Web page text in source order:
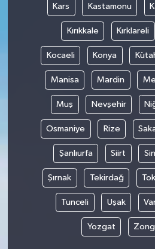
Kars Kastamonu
Kırıkkale Kırklareli
Kocaeli Konya
Manisa Mardin
Muş Nevşehir
Osmaniye Rize
Şanlıurfa Siirt
Şırnak Tekirdağ
Tunceli Uşak
Yozgat